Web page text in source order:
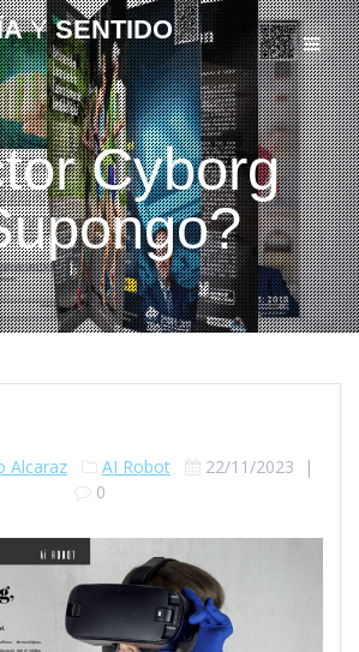
YSENTIDO
Cyborg
Alcaraz AI Robot 22/11/2023 |
0